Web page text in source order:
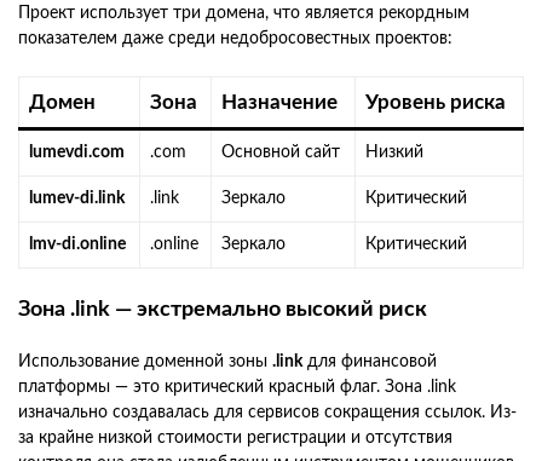
Проект использует три домена, что является рекордным
показателем даже среди недобросовестных проектов:
Домен Зона Назначение Уровень риска
lumevdi.com .com Основной сайт Низкий
lumev-di.link .link Зеркало Критический
lmv-di.online .online Зеркало Критический
Зона .link — экстремально высокий риск
Использование доменной зоны .linkдля финансовой
платформы — это критический красный флаг. Зона .link
изначально создавалась для сервисов сокращения ссылок. Из-
за крайне низкой стоимости регистрации и отсутствия